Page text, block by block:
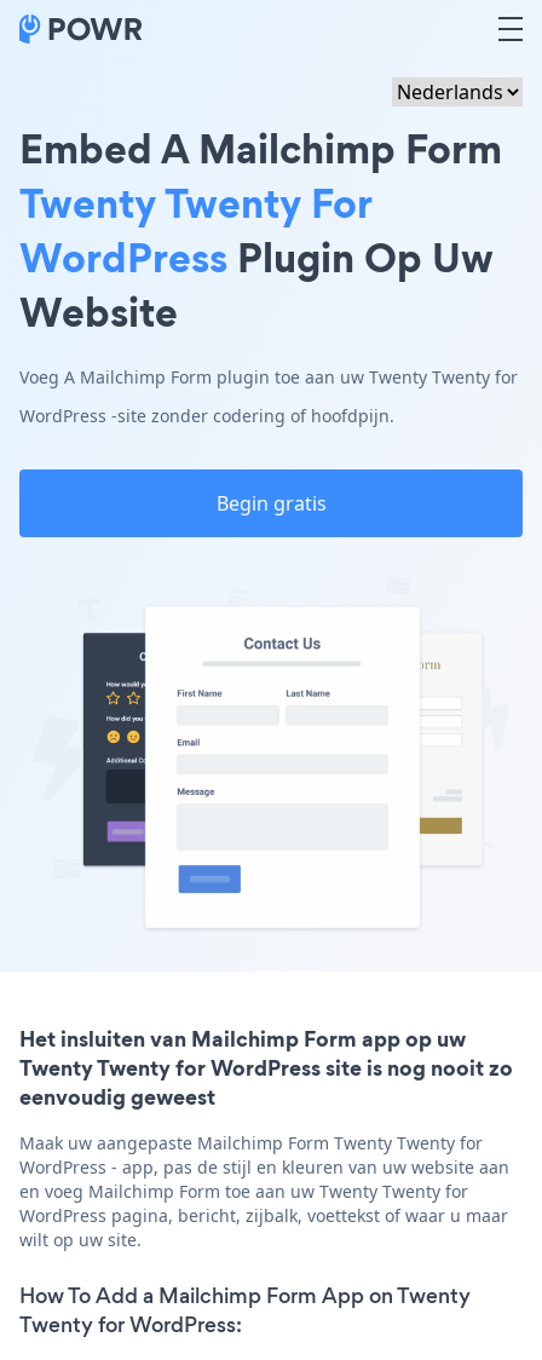
Embed A Mailchimp Form
Twenty Twenty For
WordPress Plugin Op Uw
Website
Voeg A Mailchimp Form plugin toe aan uw Twenty Twenty for
WordPress -site zonder codering of hoofdpijn.
Begin gratis
Het insluiten van Mailchimp Form app op uw
Twenty Twenty for WordPress site is nog nooit zo
eenvoudig geweest
Maak uw aangepaste Mailchimp Form Twenty Twenty for
WordPress - app, pas de stijl en kleuren van uw website aan
en voeg Mailchimp Form toe aan uw Twenty Twenty for
WordPress pagina, bericht, zijbalk, voettekst of waar u maar
wilt op uw site.
How To Add a Mailchimp Form App on Twenty
Twenty for WordPress: